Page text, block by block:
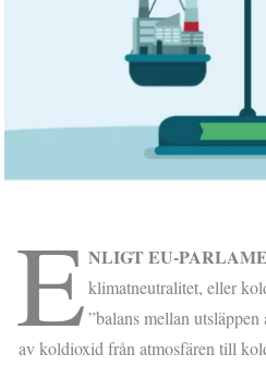
ENLIGT EU-
klimatneutralitet, eller
”balans mellan
av koldioxid från atmosfären till